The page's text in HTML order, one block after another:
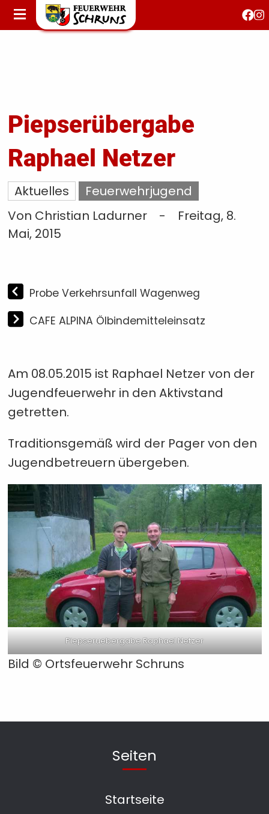
STARTSEITE
AKTUELLES
Piepserübergabe
Raphael Netzer
Aktuelles
Feuerwehrjugend
Von Christian Ladurner
-
Freitag, 8.
Mai, 2015
Probe Verkehrsunfall Wagenweg
CAFE ALPINA Ölbindemitteleinsatz
Am 08.05.2015 ist Raphael Netzer von der
Jugendfeuerwehr in den Aktivstand
getretten.
Traditionsgemäß wird der Pager von den
Jugendbetreuern übergeben.
Piepseruebergabe Raphael Netzer
Bild © Ortsfeuerwehr Schruns
Seiten
Startseite